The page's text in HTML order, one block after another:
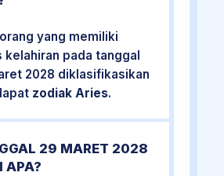
yang memiliki
kelahiran pada tanggal
2028 diklasifikasikan
zodiak Aries.
29 MARET 2028
APA?